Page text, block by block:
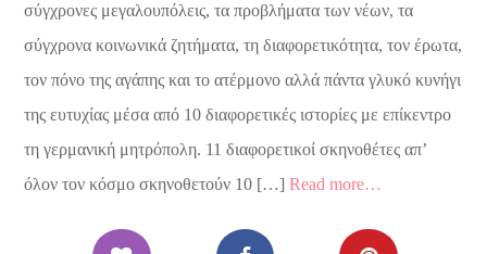
σύγχρονες μεγαλουπόλεις, τα προβλήματα των νέων, τα
σύγχρονα κοινωνικά ζητήματα, τη διαφορετικότητα, τον έρωτα,
τον πόνο της αγάπης και το ατέρμονο αλλά πάντα γλυκό κυνήγι
της ευτυχίας μέσα από 10 διαφορετικές ιστορίες με επίκεντρο
τη γερμανική μητρόπολη. 11 διαφορετικοί σκηνοθέτες απ’
όλον τον κόσμο σκηνοθετούν 10 […]Read more…